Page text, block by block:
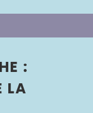
:
LA